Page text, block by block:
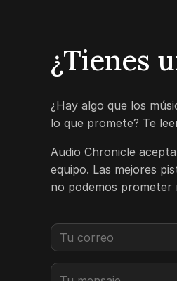
¿Tienes
¿Hay algo que los
lo que promete? Te
Audio Chronicle
equipo. Las mejores
no podemos prometer